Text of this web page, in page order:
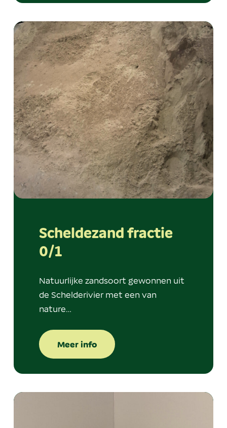
Scheldezand fractie
0/1
Natuurlijke zandsoort gewonnen uit
de Schelderivier met een van
nature…
Meer info